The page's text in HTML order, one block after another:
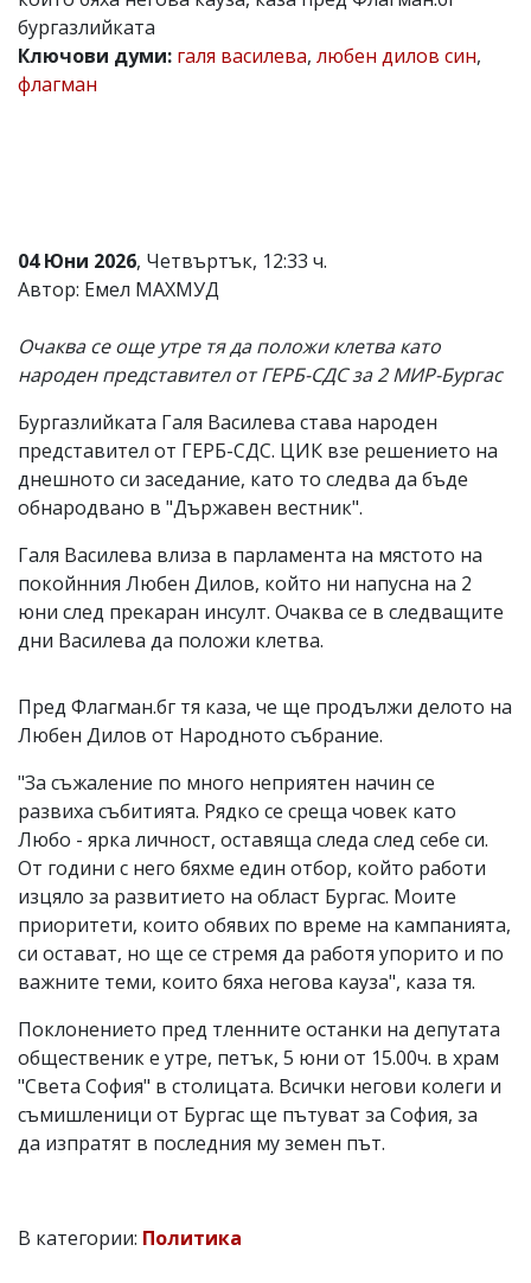
Коментарите
под
статиите
се
отговорност
за
тях!
откриете
обиден
за
коментар,
моля
сигнализирайте
ни!
бургазлийката
Ключови думи: галя василева, любен дилов син,
флагман
04 Юни 2026, Четвъртък, 12:33 ч.
Автор: Емел МАХМУД
Очаква се още утре тя да положи клетва като
народен представител от ГЕРБ-СДС за 2 МИР-Бургас
Бургазлийката Галя Василева става народен
представител от ГЕРБ-СДС. ЦИК взе решението на
днешното си заседание, като то следва да бъде
обнародвано в "Държавен вестник".
Галя Василева влиза в парламента на мястото на
покойнния Любен Дилов, който ни напусна на 2
юни след прекаран инсулт. Очаква се в следващите
дни Василева да положи клетва.
Пред Флагман.бг тя каза, че ще продължи делото на
Любен Дилов от Народното събрание.
"За съжаление по много неприятен начин се
развиха събитията. Рядко се среща човек като
Любо - ярка личност, оставяща следа след себе си.
От години с него бяхме един отбор, който работи
изцяло за развитието на област Бургас. Моите
приоритети, които обявих по време на кампанията,
си остават, но ще се стремя да работя упорито и по
важните теми, които бяха негова кауза", каза тя.
Поклонението пред тленните останки на депутата
общественик е утре, петък, 5 юни от 15.00ч. в храм
"Света София" в столицата. Всички негови колеги и
съмишленици от Бургас ще пътуват за София, за
да изпратят в последния му земен път.
В категории: Политика